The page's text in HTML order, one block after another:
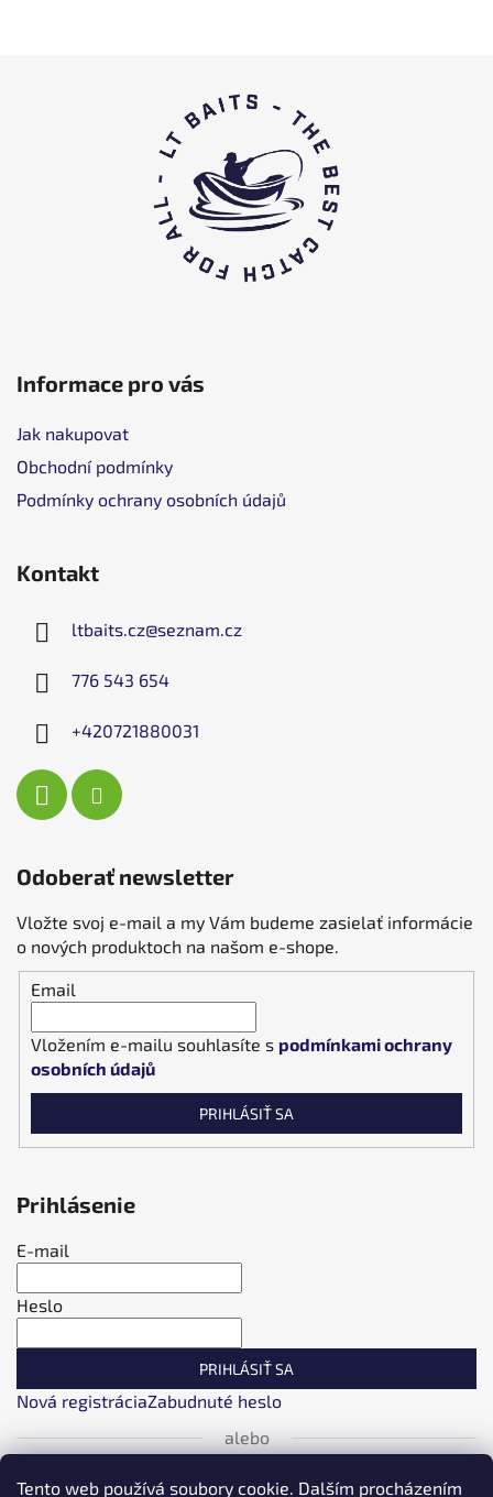
Tento web používá soubory cookie. Dalším procházením
Informace pro vás
Jak nakupovat
Obchodní podmínky
Podmínky ochrany osobních údajů
Kontakt
ltbaits.cz@seznam.cz
776 543 654
+420721880031
Odoberať newsletter
Vložte svoj e-mail a my Vám budeme zasielať informácie
o nových produktoch na našom e-shope.
Email
Vložením e-mailu souhlasíte s podmínkami ochrany
osobních údajů
PRIHLÁSIŤ SA
Prihlásenie
E-mail
Heslo
PRIHLÁSIŤ SA
Nová registráciaZabudnuté heslo
alebo
Prihlásiť sa cez Facebook